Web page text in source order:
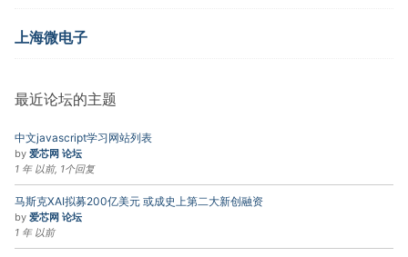
上海微电子
最近论坛的主题
中文javascript学习网站列表
by 爱芯网 论坛
1 年 以前, 1个回复
马斯克XAI拟募200亿美元 或成史上第二大新创融资
by 爱芯网 论坛
1 年 以前